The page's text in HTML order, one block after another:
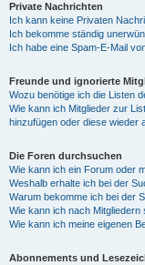
Private Nachrichten
Ich kann keine Privaten
Ich bekomme ständig
Ich habe eine Spam-E-Mail
Freunde und ignorierte
Wozu benötige ich die Listen
Wie kann ich Mitglieder zur
hinzufügen oder diese wieder
Die Foren durchsuchen
Wie kann ich ein Forum oder
Weshalb erhalte ich bei der
Warum bekomme ich bei der
Wie kann ich nach Mitgliedern
Wie kann ich meine eigenen
Abonnements und